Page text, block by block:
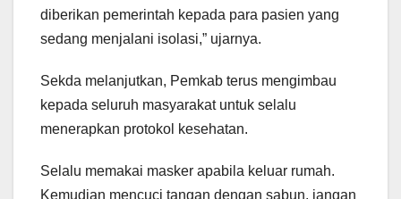
diberikan pemerintah kepada para pasien yang
sedang menjalani isolasi,” ujarnya.
Sekda melanjutkan, Pemkab terus mengimbau
kepada seluruh masyarakat untuk selalu
menerapkan protokol kesehatan.
Selalu memakai masker apabila keluar rumah.
Kemudian mencuci tangan dengan sabun, jangan